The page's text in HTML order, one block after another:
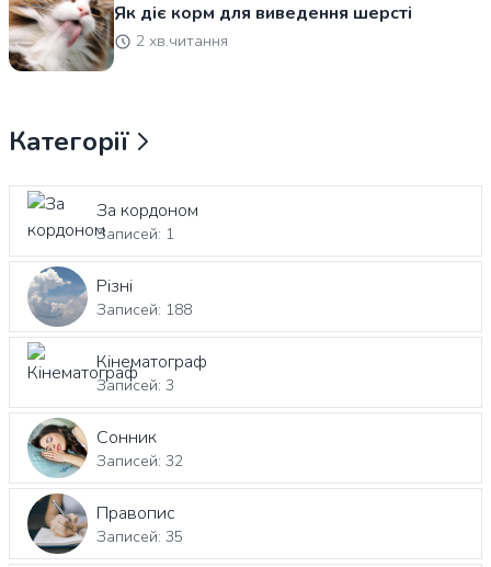
Як діє корм для виведення шерсті
2 хв.читання
Категорії
За кордоном
Записей: 1
Різні
Записей: 188
Кінематограф
Записей: 3
Сонник
Записей: 32
Правопис
Записей: 35